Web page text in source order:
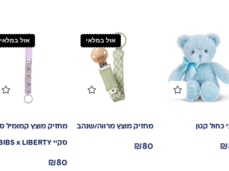
כחול קטן
₪
אזל במלאי
מחזיק מוצץ מרווה/שנהב
₪80
אזל במלאי
מחזיק מוצץ קמומיל
סקיי BIBS x LIBERTY
₪80